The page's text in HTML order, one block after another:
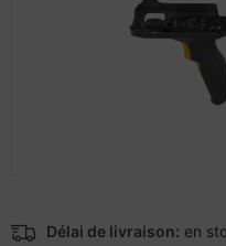
Délai de livraison: en
CD/DVD/BluRay
d'accessoires
CD-/DVD-Rohlinge